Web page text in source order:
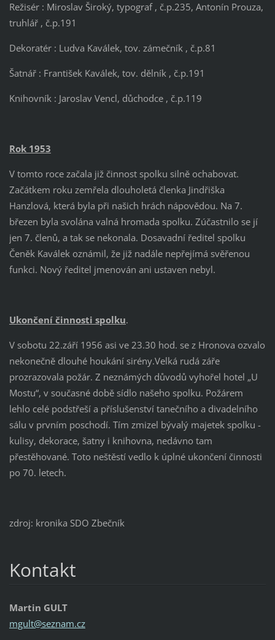
Režisér : Miroslav Široký, typograf , č.p.235, Antonín Prouza,
truhlář , č.p.191
Dekoratér : Ludva Kaválek, tov. zámečník , č.p.81
Šatnář : František Kaválek, tov. dělník , č.p.191
Knihovník : Jaroslav Vencl, důchodce , č.p.119
Rok 1953
V tomto roce začala již činnost spolku silně ochabovat.
Začátkem roku zemřela dlouholetá členka Jindřiška
Hanzlová, která byla při našich hrách nápovědou. Na 7.
březen byla svolána valná hromada spolku. Zúčastnilo se jí
jen 7. členů, a tak se nekonala. Dosavadní ředitel spolku
Čeněk Kaválek oznámil, že již nadále nepřejímá svěřenou
funkci. Nový ředitel jmenován ani ustaven nebyl.
Ukončení činnosti spolku.
V sobotu 22.září 1956 asi ve 23.30 hod. se z Hronova ozvalo
nekonečně dlouhé houkání sirény.Velká rudá záře
prozrazovala požár. Z neznámých důvodů vyhořel hotel „U
Mostu“, v současné době sídlo našeho spolku. Požárem
lehlo celé podstřeší a příslušenství tanečního a divadelního
sálu v prvním poschodí. Tím zmizel bývalý majetek spolku -
kulisy, dekorace, šatny i knihovna, nedávno tam
přestěhované. Toto neštěstí vedlo k úplné ukončení činnosti
po 70. letech.
zdroj: kronika SDO Zbečník
Kontakt
Martin GULT
mgult@seznam.cz